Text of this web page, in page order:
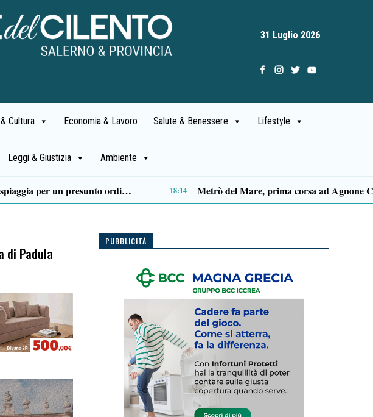
31 Luglio 2026
Cultura Economia & Lavoro Salute & Benessere Lifestyle
Leggi & Giustizia Ambiente
Capaccio Paestum spazio di legalità: oltre 43 ettari di beni confiscati destinati a progetti sociali 14:14
di Padula
PUBBLICITÀ